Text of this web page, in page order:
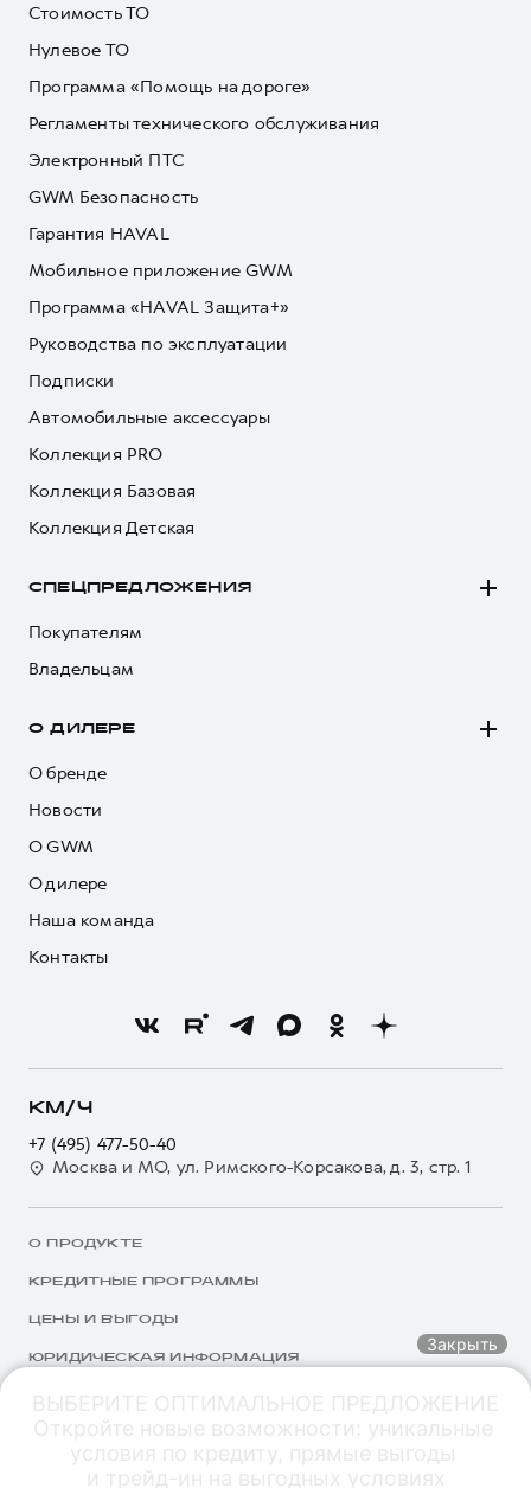
Стоимость ТО
Нулевое ТО
Программа «Помощь на дороге»
Регламенты технического обслуживания
Электронный ПТС
GWM Безопасность
Гарантия HAVAL
Мобильное приложение GWM
Программа «HAVAL Защита+»
Руководства по эксплуатации
Подписки
Автомобильные аксессуары
Коллекция PRO
Коллекция Базовая
Коллекция Детская
СПЕЦПРЕДЛОЖЕНИЯ
Покупателям
Владельцам
О ДИЛЕРЕ
О бренде
Новости
О GWM
О дилере
Наша команда
Контакты
КМ/Ч
+7 (495) 477-50-40
Москва и МО, ул. Римского-Корсакова, д. 3, стр. 1
О ПРОДУКТЕ
КРЕДИТНЫЕ ПРОГРАММЫ
ЦЕНЫ И ВЫГОДЫ
ЮРИДИЧЕСКАЯ ИНФОРМАЦИЯ
Закрыть